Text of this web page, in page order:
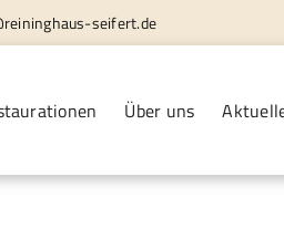
seifert.de
Über uns